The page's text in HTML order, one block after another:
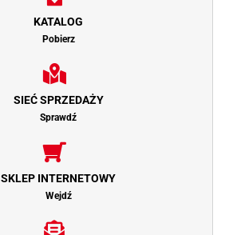
KATALOG
Pobierz
SIEĆ SPRZEDAŻY
Sprawdź
SKLEP INTERNETOWY
Wejdź